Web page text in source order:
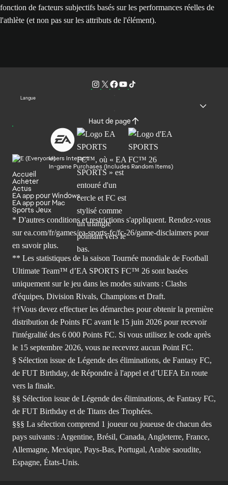
fonction de facteurs subjectifs basés sur les performances réelles de
l'athlète (et non pas sur les attributs de l'élément).
Langue
Haut de page
Users Interact
In-game Purchases (Includes Random Items)
Accueil
Acheter
Actus
EA app pour Windows
EA app pour Mac
Sports Jeux
* D'autres conditions et restrictions s'appliquent. Rendez-vous
sur ea.com/fr/games/ea-sports-fc/fc-26/game-disclaimers pour
en savoir plus.
** Les statistiques de la saison Tournée mondiale de Football
Ultimate Team™ d’EA SPORTS FC™ 26 sont basées
uniquement sur le jeu dans les modes suivants : Clashs
d'équipes, Division Rivals, Champions et Draft.
††Vous devez effectuer les démarches pour obtenir la première
distribution de Points FC avant le 15 juin 2026 pour recevoir
l'intégralité des 6 000 Points FC. Si vous utilisez le code après
le 15 septembre 2026, vous ne recevrez aucun Point FC.
§ Sélection issue de Légende des éliminations, de Fantasy FC,
de FUT Birthday, de Répondre à l'appel et d’UEFA En route
vers la finale.
§§ Sélection issue de Légende des éliminations, de Fantasy FC,
de FUT Birthday et de Titans des Trophées.
§§§ La sélection comprend 1 joueur ou joueuse de chacun des
pays suivants : Argentine, Brésil, Canada, Angleterre, France,
Allemagne, Mexique, Pays-Bas, Portugal, Arabie saoudite,
Espagne, États-Unis.